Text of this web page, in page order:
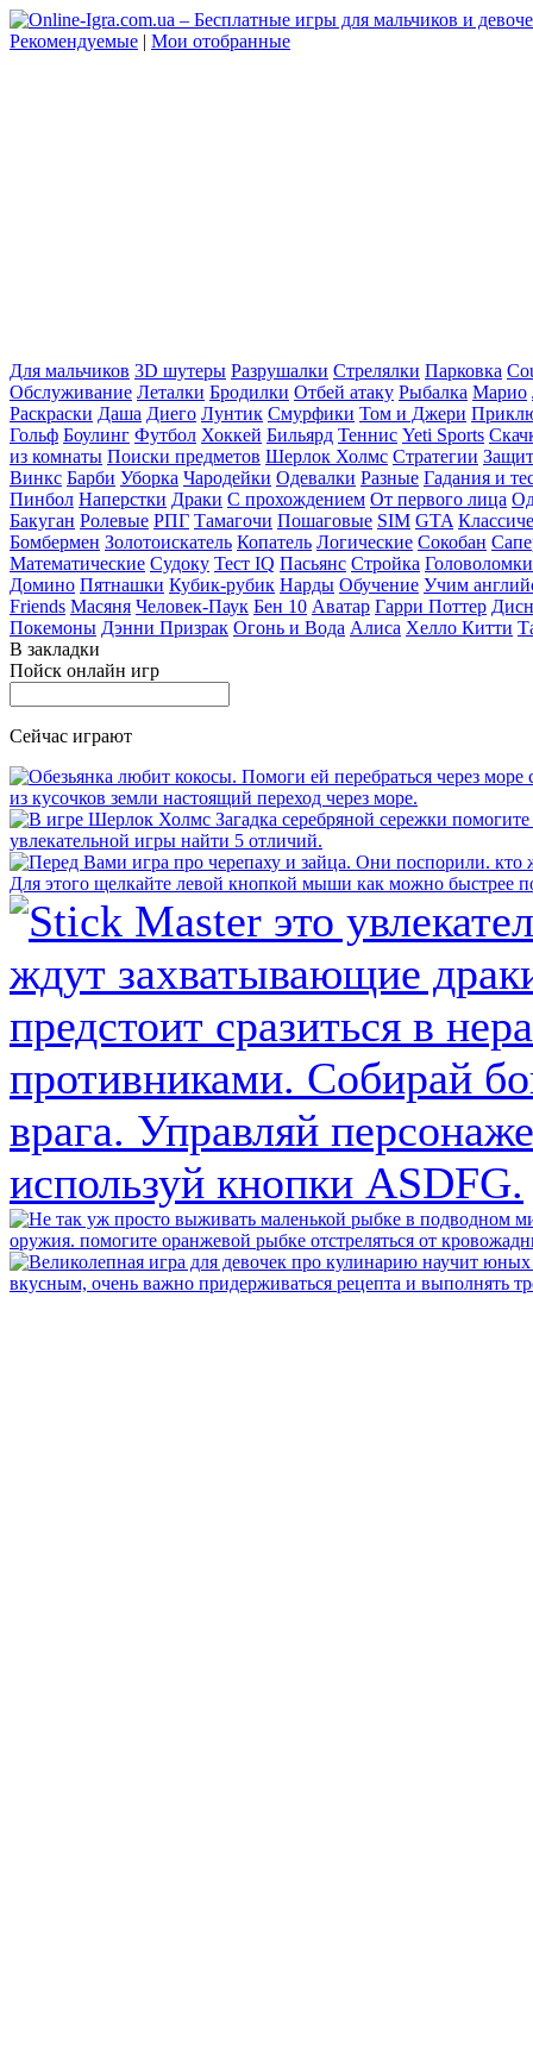
Рекомендуемые | Мои отобранные
Для мальчиков 3D шутеры Разрушалки Стрелялки Парковка
Обслуживание Леталки Бродилки Отбей атаку Рыбалка Марио
Раскраски Даша Диего Лунтик Смурфики Том и Джери
Гольф Боулинг Футбол Хоккей Бильярд Теннис Yeti Sports
из комнаты Поиски предметов Шерлок Холмс Стратегии
Винкс Барби Уборка Чародейки Одевалки Разные Гадания и
Пинбол Наперстки Драки С прохождением От первого лица
Бакуган Ролевые РПГ Тамагочи Пошаговые SIM GTA
Бомбермен Золотоискатель Копатель Логические Сокобан
Математические Судоку Тест IQ Пасьянс Стройка Головоломки
Домино Пятнашки Кубик-рубик Нарды Обучение Учим
Friends Масяня Человек-Паук Бен 10 Аватар Гарри Поттер
Покемоны Дэнни Призрак Огонь и Вода Алиса Хелло Китти
В закладки
Пойск онлайн игр
Сейчас играют